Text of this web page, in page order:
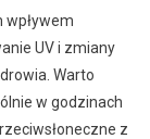
UV i zmiany
Warto
w godzinach
z